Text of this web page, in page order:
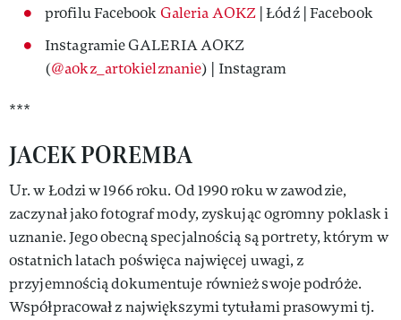
profilu FacebookGaleria AOKZ| Łódź | Facebook
Instagramie GALERIA AOKZ
(@aokz_artokielznanie) | Instagram
***
JACEK POREMBA
Ur. w Łodzi w 1966 roku. Od 1990 roku w zawodzie,
zaczynał jako fotograf mody, zyskując ogromny poklask i
uznanie. Jego obecną specjalnością są portrety, którym w
ostatnich latach poświęca najwięcej uwagi, z
przyjemnością dokumentuje również swoje podróże.
Współpracował z największymi tytułami prasowymi tj.